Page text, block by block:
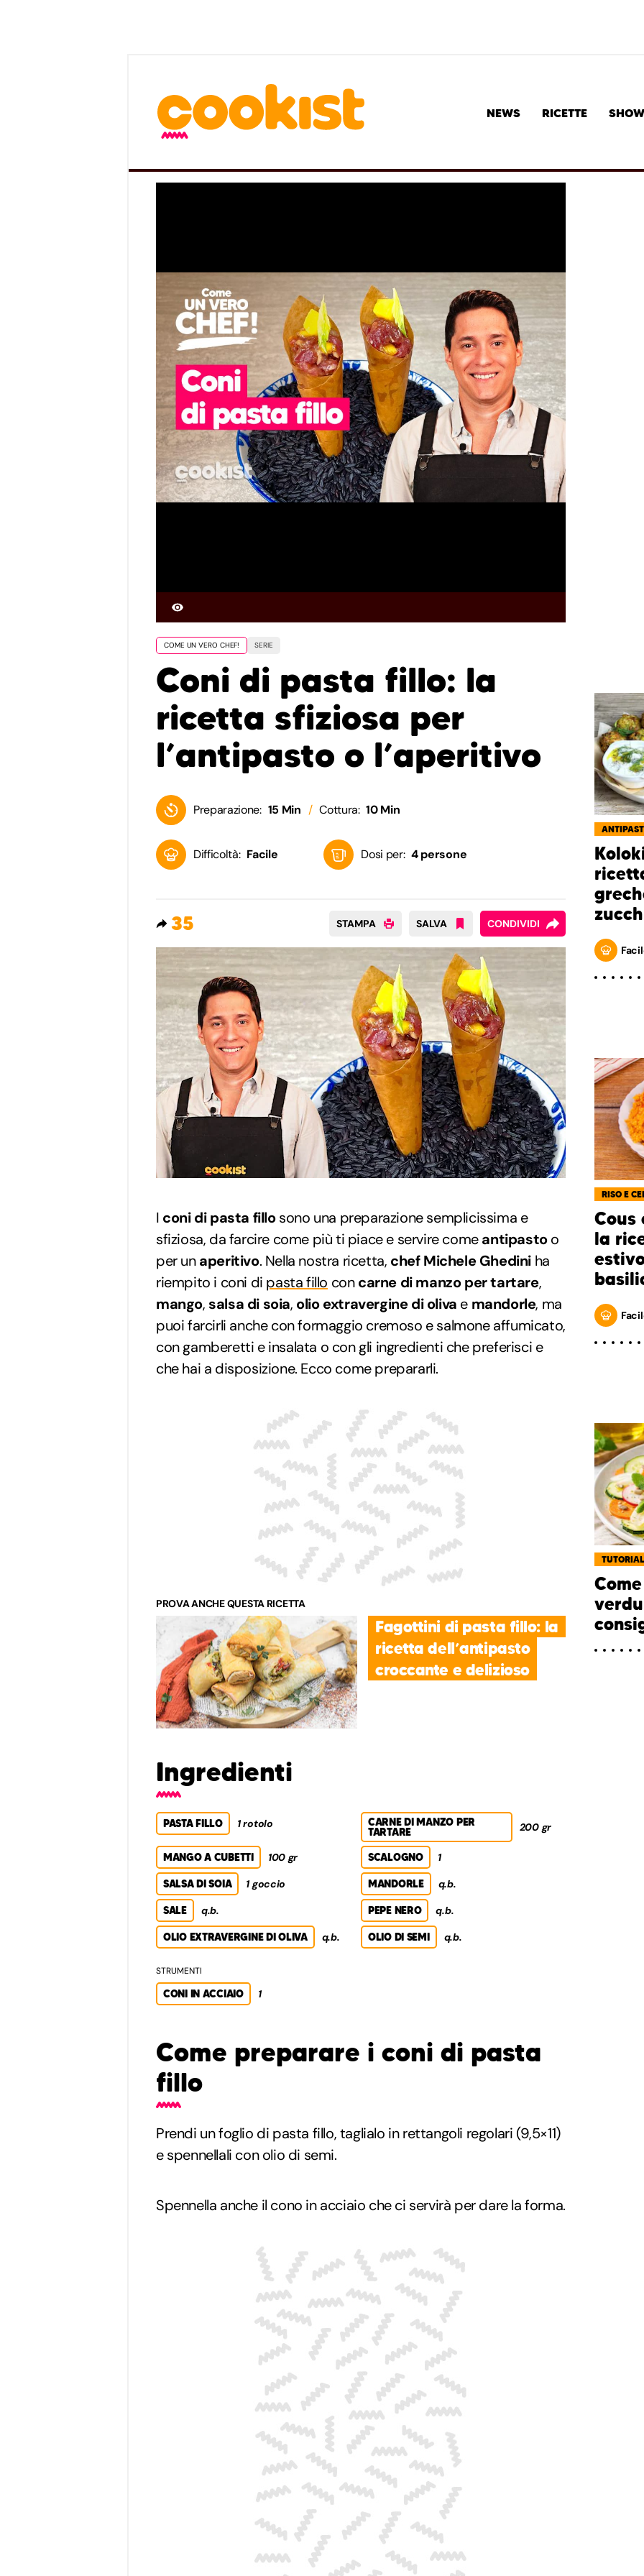
NEWS RICETTE SHOW
COME UN VERO CHEF! SERIE
Coni di pasta fillo: la
ricetta sfiziosa per
l’antipasto o l’aperitivo
Preparazione: 15 Min Cottura: 10 Min
Difficoltà: Facile Dosi per: 4 persone
35 STAMPA SALVA CONDIVIDI
I coni di pasta fillosono una preparazione semplicissima e
sfiziosa, da farcire come più ti piace e servire comeantipastoo
per unaperitivo. Nella nostra ricetta, chef Michele Ghedini ha
riempito i coni di pasta fillo concarne di manzo per tartare,
mango, salsa di soia, olio extravergine di oliva e mandorle, ma
puoi farcirli anche con formaggio cremoso e salmone affumicato,
con gamberetti e insalata o con gli ingredienti che preferisci e
che hai a disposizione. Ecco come prepararli.
PROVA ANCHE QUESTA RICETTA
Fagottini di pasta fillo: la
ricetta dell’antipasto
croccante e delizioso
Ingredienti
PASTA FILLO 1 rotolo CARNE DI MANZO PER
TARTARE 200 gr
MANGO A CUBETTI 100 gr SCALOGNO 1
SALSA DI SOIA 1 goccio MANDORLE q.b.
SALE q.b. PEPE NERO q.b.
OLIO EXTRAVERGINE DI OLIVA q.b. OLIO DI SEMI q.b.
STRUMENTI
CONI IN ACCIAIO 1
Come preparare i coni di pasta
fillo
Prendi un foglio di pasta fillo, taglialo in rettangoli regolari (9,5×11)
e spennellali con olio di semi.
Spennella anche il cono in acciaio che ci servirà per dare la forma.
RISO E
Cous
la
TUTORIAL